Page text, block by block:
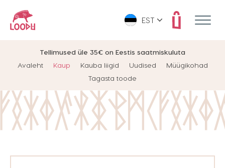
Tellimused üle 35€ on Eestis saatmiskuluta
Avaleht
Kaup Kauba liigid Uudised
Müügikohad
Tagasta toode
EST